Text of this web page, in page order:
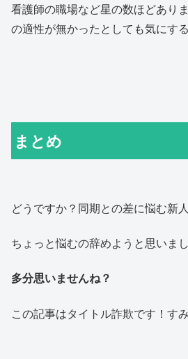
看護師の職場など星の数ほどあり
の適性が無かったとしても気にす
まとめ
どうですか？同期との差に悩む新
ちょっと悩むの辞めようと思いま
多分思いませんね？
この記事はタイトル詐欺です！す